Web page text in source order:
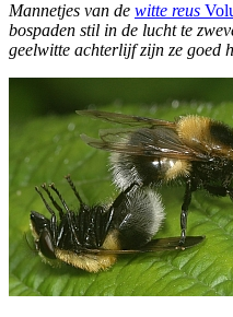
Mannetjes van de witte reus
bospaden stil in de lucht te
geelwitte achterlijf zijn ze goed